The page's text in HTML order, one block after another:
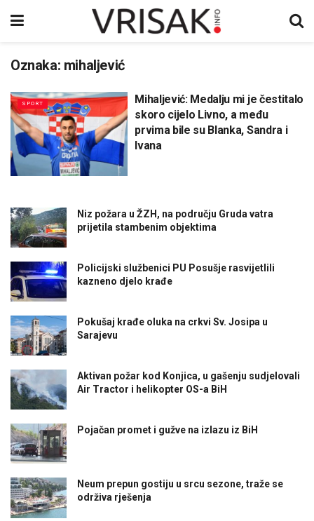
Oznaka: mihaljević
SPORT
Mihaljević: Medalju mi je čestitalo
skoro cijelo Livno, a među
prvima bile su Blanka, Sandra i
Ivana
Niz požara u ŽZH, na području Gruda vatra
prijetila stambenim objektima
Policijski službenici PU Posušje rasvijetlili
kazneno djelo krađe
Pokušaj krađe oluka na crkvi Sv. Josipa u
Sarajevu
Aktivan požar kod Konjica, u gašenju sudjelovali
Air Tractor i helikopter OS-a BiH
Pojačan promet i gužve na izlazu iz BiH
Neum prepun gostiju u srcu sezone, traže se
održiva rješenja